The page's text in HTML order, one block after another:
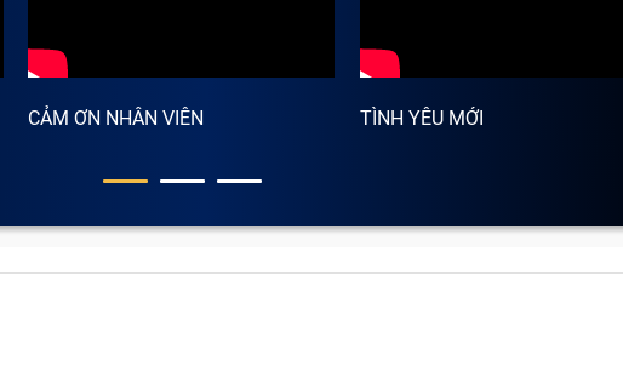
CẢM ƠN NHÂN VIÊN TÌNH YÊU MỚI